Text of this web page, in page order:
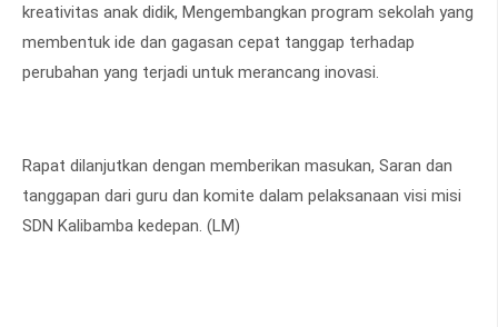
kreativitas anak didik, Mengembangkan program sekolah yang
membentuk ide dan gagasan cepat tanggap terhadap
perubahan yang terjadi untuk merancang inovasi.
Rapat dilanjutkan dengan memberikan masukan, Saran dan
tanggapan dari guru dan komite dalam pelaksanaan visi misi
SDN Kalibamba kedepan. (LM)